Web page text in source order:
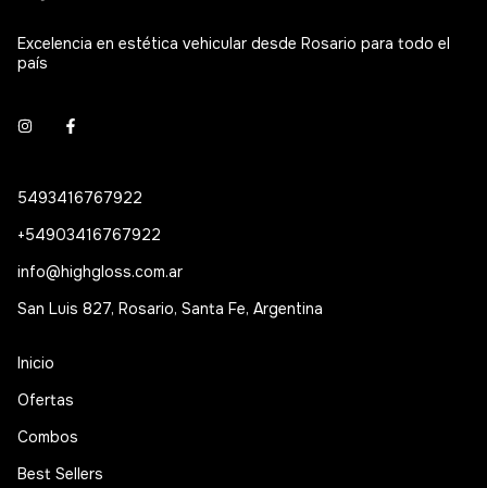
Excelencia en estética vehicular desde Rosario para todo el
país
5493416767922
+54903416767922
info@highgloss.com.ar
San Luis 827, Rosario, Santa Fe, Argentina
Inicio
Ofertas
Combos
Best Sellers